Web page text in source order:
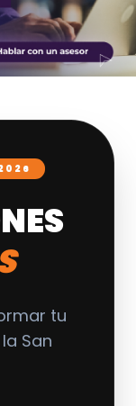
tu
San